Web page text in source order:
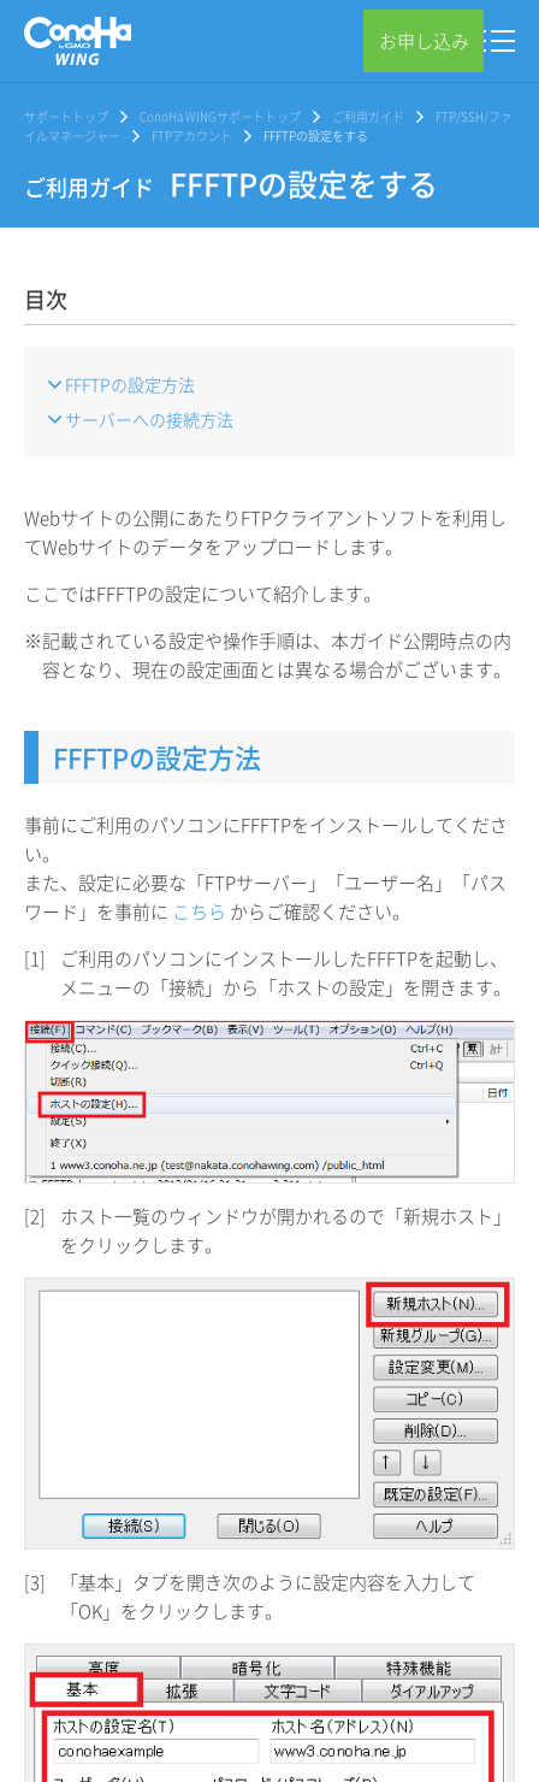
お申し込み
サポートトップ ConoHa WINGサポートトップ ご利用ガイド
FTP/SSH/ファ
イルマネージャー
FTPアカウント FFFTPの設定をする
ご利用ガイド FFFTPの設定をする
目次
FFFTPの設定方法
サーバーへの接続方法
Webサイトの公開にあたりFTPクライアントソフトを利用し
てWebサイトのデータをアップロードします。
ここではFFFTPの設定について紹介します。
※記載されている設定や操作手順は、本ガイド公開時点の内
容となり、現在の設定画面とは異なる場合がございます。
FFFTPの設定方法
事前にご利用のパソコンにFFFTPをインストールしてくださ
い。
また、設定に必要な「FTPサーバー」「ユーザー名」「パス
ワード」を事前に こちら からご確認ください。
[1]
ご利用のパソコンにインストールしたFFFTPを起動し、
メニューの「接続」から「ホストの設定」を開きます。
[2]
ホスト一覧のウィンドウが開かれるので「新規ホスト」
をクリックします。
[3]
「基本」タブを開き次のように設定内容を入力して
「OK」をクリックします。